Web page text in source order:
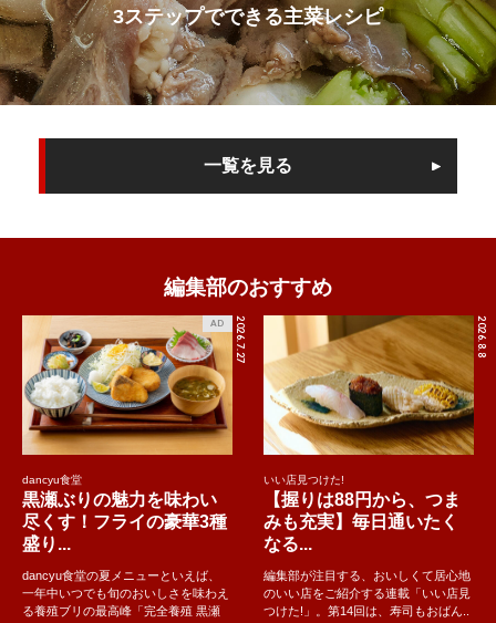
3ステップでできる主菜レシピ
一覧を見る
編集部のおすすめ
2026.7.27
AD
dancyu食堂
黒瀬ぶりの魅力を味わい
尽くす！フライの豪華3種
盛り...
dancyu食堂の夏メニューといえば、
一年中いつでも旬のおいしさを味わえ
る養殖ブリの最高峰「完全養殖 黒瀬
2026.8.8
いい店見つけた!
【握りは88円から、つま
みも充実】毎日通いたく
なる...
編集部が注目する、おいしくて居心地
のいい店をご紹介する連載「いい店見
つけた!」。第14回は、寿司もおばん..